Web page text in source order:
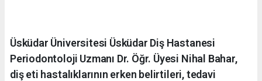
Üsküdar Üniversitesi Üsküdar Diş Hastanesi
Periodontoloji Uzmanı Dr. Öğr. Üyesi Nihal Bahar,
diş eti hastalıklarının erken belirtileri, tedavi